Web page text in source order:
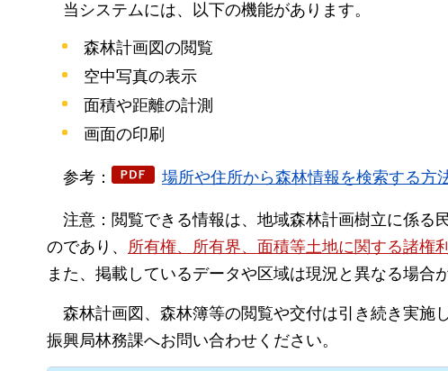
当システムには、 以下の機能があります。
森林計画図の閲覧
空中写真の表示
面積や距離の計測
画面の印刷
参考： 場所や住所から森林情報を検索する方
注意： 閲覧できる情報は、地域森林計画樹立に係る
のであり、 所有権、所有界、面積等土地に関する諸権
また、掲載しているデータや区域は現況と異なる場合
森林計画図、 森林簿等の閲覧や交付は引き続き実施
振興局林務課へお問い合わせください。